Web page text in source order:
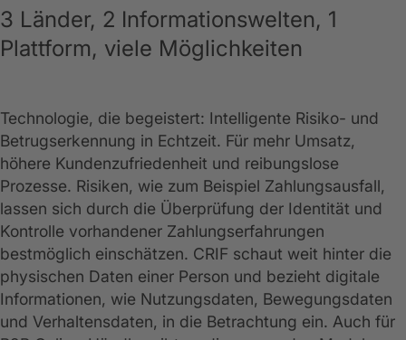
3 Länder, 2 Informationswelten, 1
Plattform, viele Möglichkeiten
Technologie, die begeistert: Intelligente Risiko- und
Betrugserkennung in Echtzeit. Für mehr Umsatz,
höhere Kundenzufriedenheit und reibungslose
Prozesse. Risiken, wie zum Beispiel Zahlungsausfall,
lassen sich durch die Überprüfung der Identität und
Kontrolle vorhandener Zahlungserfahrungen
bestmöglich einschätzen. CRIF schaut weit hinter die
physischen Daten einer Person und bezieht digitale
Informationen, wie Nutzungsdaten, Bewegungsdaten
und Verhaltensdaten, in die Betrachtung ein. Auch für